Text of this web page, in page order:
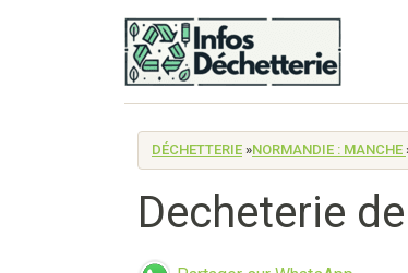
DÉCHETTERIE »NORMANDIE : MANCHE
Decheterie